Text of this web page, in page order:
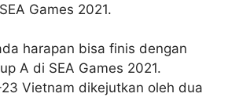
Games 2021.
harapan bisa finis dengan
A di SEA Games 2021.
Vietnam dikejutkan oleh dua